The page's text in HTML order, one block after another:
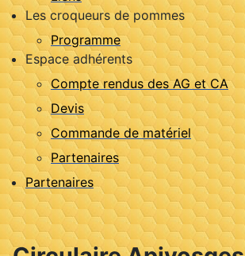
Les croqueurs de pommes
Programme
Espace adhérents
Compte rendus des AG et CA
Devis
Commande de matériel
Partenaires
Partenaires